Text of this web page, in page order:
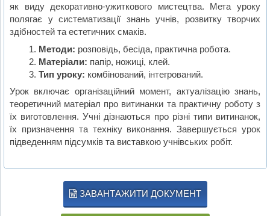
як виду декоративно-ужиткового мистецтва. Мета уроку
полягає у систематизації знань учнів, розвитку творчих
здібностей та естетичних смаків.
Методи: розповідь, бесіда, практична робота.
Матеріали: папір, ножиці, клей.
Тип уроку: комбінований, інтегрований.
Урок включає організаційний момент, актуалізацію знань,
теоретичний матеріал про витинанки та практичну роботу з
їх виготовлення. Учні дізнаються про різні типи витинанок,
їх призначення та техніку виконання. Завершується урок
підведенням підсумків та виставкою учнівських робіт.
ЗАВАНТАЖИТИ ДОКУМЕНТ